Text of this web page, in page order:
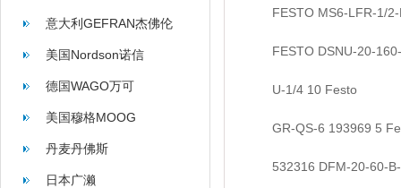
意大利GEFRAN杰佛伦
美国Nordson诺信
德国WAGO万可
美国穆格MOOG
丹麦丹佛斯
日本广濑
FESTO MS6-LFR-1/2-
FESTO DSNU-20-
U-1/4 10 Festo
GR-QS-6 193969 5
532316 DFM-20-60-B-